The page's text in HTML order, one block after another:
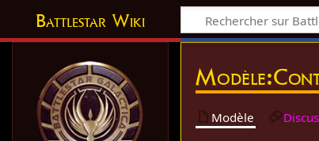
Battlestar Wiki
Modèle